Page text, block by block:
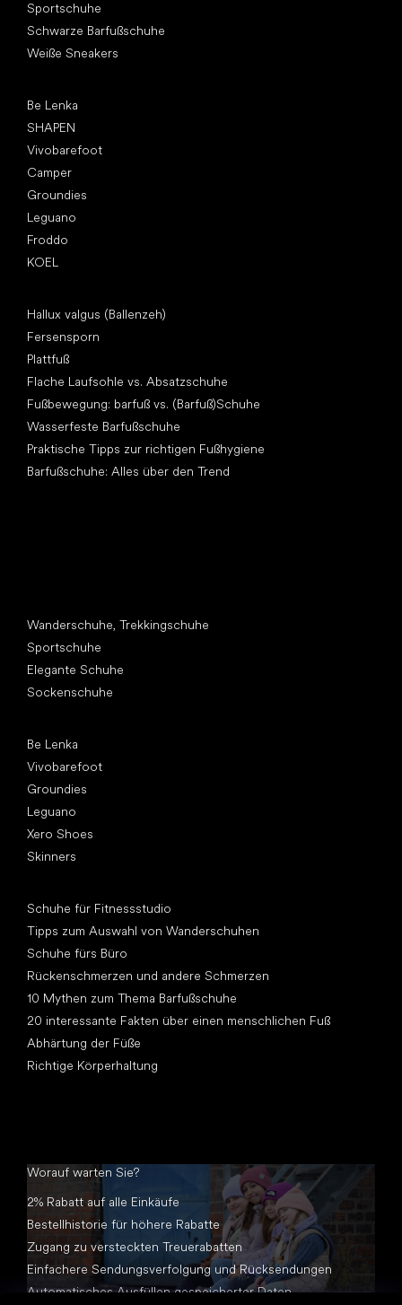
Sportschuhe
Schwarze Barfußschuhe
Weiße Sneakers
Be Lenka
SHAPEN
Vivobarefoot
Camper
Groundies
Leguano
Froddo
KOEL
Hallux valgus (Ballenzeh)
Fersensporn
Plattfuß
Flache Laufsohle vs. Absatzschuhe
Fußbewegung: barfuß vs. (Barfuß)Schuhe
Wasserfeste Barfußschuhe
Praktische Tipps zur richtigen Fußhygiene
Barfußschuhe: Alles über den Trend
Wanderschuhe, Trekkingschuhe
Sportschuhe
Elegante Schuhe
Sockenschuhe
Be Lenka
Vivobarefoot
Groundies
Leguano
Xero Shoes
Skinners
Schuhe für Fitnessstudio
Tipps zum Auswahl von Wanderschuhen
Schuhe fürs Büro
Rückenschmerzen und andere Schmerzen
10 Mythen zum Thema Barfußschuhe
20 interessante Fakten über einen menschlichen Fuß
Abhärtung der Füße
Richtige Körperhaltung
Worauf warten Sie?
2% Rabatt auf alle Einkäufe
Bestellhistorie für höhere Rabatte
Zugang zu versteckten Treuerabatten
Einfachere Sendungsverfolgung und Rücksendungen
Automatisches Ausfüllen gespeicherter Daten